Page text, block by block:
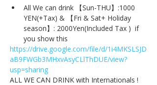
All We can drink 【Sun-THU】:1000
YEN(+Tax) & 【Fri & Sat+ Holiday
season】: 2000Yen(Included Tax )  if
you show this
https://drive.google.com/file/d/1i4MKSLSJD
aB9FWGb3MHxvAsyCLlThDUE/view?
usp=sharing
ALL WE CAN DRINK with Internationals !